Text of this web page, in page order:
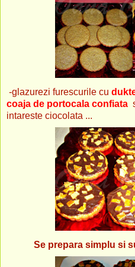
-glazurezi furescurile cu
coaja de portocala confiata
intareste ciocolata ...
Se prepara simplu si